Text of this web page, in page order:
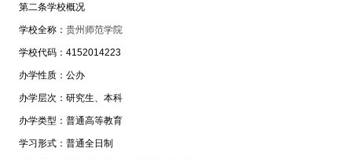
第二条学校概况
学校全称： 贵州师范学院
学校代码：4152014223
办学性质：公办
办学层次：研究生、本科
办学类型：普通高等教育
学习形式：普通全日制